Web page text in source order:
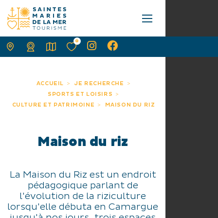
ACCUEIL
JE RECHERCHE
SPORTS ET LOISIRS
CULTURE ET PATRIMOINE
MAISON DU RIZ
Maison du riz
La Maison du Riz est un endroit
pédagogique parlant de
l'évolution de la riziculture
lorsqu'elle débuta en Camargue
0